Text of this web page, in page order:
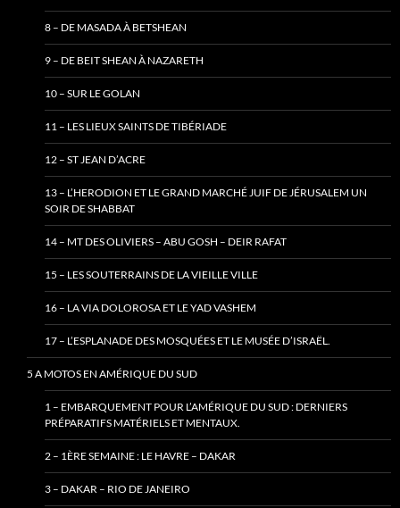
8 – DE MASADA À BETSHEAN
9 – DE BEIT SHEAN À NAZARETH
10 – SUR LE GOLAN
11 – LES LIEUX SAINTS DE TIBÉRIADE
12 – ST JEAN D’ACRE
13 – L’HERODION ET LE GRAND MARCHÉ JUIF DE JÉRUSALEM UN
SOIR DE SHABBAT
14 – MT DES OLIVIERS – ABU GOSH – DEIR RAFAT
15 – LES SOUTERRAINS DE LA VIEILLE VILLE
16 – LA VIA DOLOROSA ET LE YAD VASHEM
17 – L’ESPLANADE DES MOSQUÉES ET LE MUSÉE D’ISRAËL.
5 A MOTOS EN AMÉRIQUE DU SUD
1 – EMBARQUEMENT POUR L’AMÉRIQUE DU SUD : DERNIERS
PRÉPARATIFS MATÉRIELS ET MENTAUX.
2 – 1ÈRE SEMAINE : LE HAVRE – DAKAR
3 – DAKAR – RIO DE JANEIRO